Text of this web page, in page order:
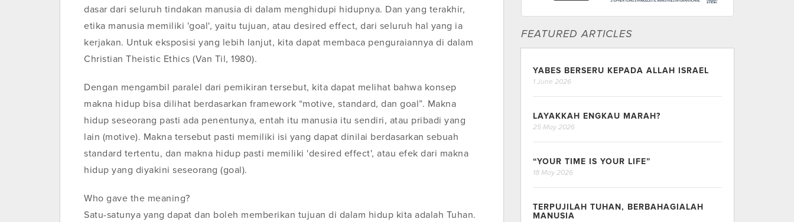
dasar dari seluruh tindakan manusia di dalam menghidupi hidupnya. Dan yang terakhir,
etika manusia memiliki 'goal', yaitu tujuan, atau desired effect, dari seluruh hal yang ia
kerjakan. Untuk eksposisi yang lebih lanjut, kita dapat membaca penguraiannya di dalam
Christian Theistic Ethics (Van Til, 1980).
Dengan mengambil paralel dari pemikiran tersebut, kita dapat melihat bahwa konsep
makna hidup bisa dilihat berdasarkan framework “motive, standard, dan goal”. Makna
hidup seseorang pasti ada penentunya, entah itu manusia itu sendiri, atau pribadi yang
lain (motive). Makna tersebut pasti memiliki isi yang dapat dinilai berdasarkan sebuah
standard tertentu, dan makna hidup pasti memiliki 'desired effect', atau efek dari makna
hidup yang diyakini seseorang (goal).
Who gave the meaning?
Satu-satunya yang dapat dan boleh memberikan tujuan di dalam hidup kita adalah Tuhan.
FEATURED ARTICLES
YABES BERSERU KEPADA ALLAH ISRAEL
1 June 2026
LAYAKKAH ENGKAU MARAH?
25 May 2026
“YOUR TIME IS YOUR LIFE”
18 May 2026
TERPUJILAH TUHAN, BERBAHAGIALAH
MANUSIA